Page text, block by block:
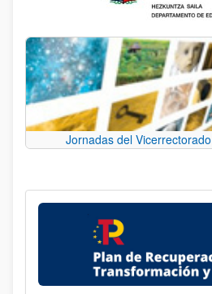
Jornadas del